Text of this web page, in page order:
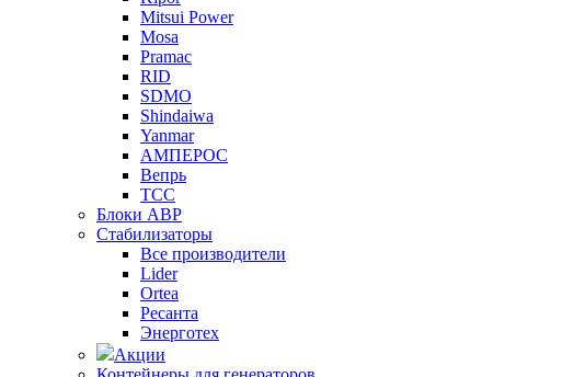
Mitsui Power
Mosa
Pramac
RID
SDMO
Shindaiwa
Yanmar
АМПЕРОС
Вепрь
ТСС
Блоки АВР
Стабилизаторы
Все производители
Lider
Ortea
Ресанта
Энерготех
Акции